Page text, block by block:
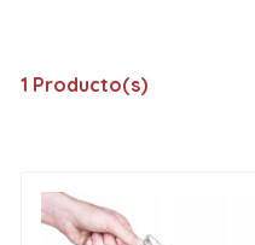
1 Producto(s)